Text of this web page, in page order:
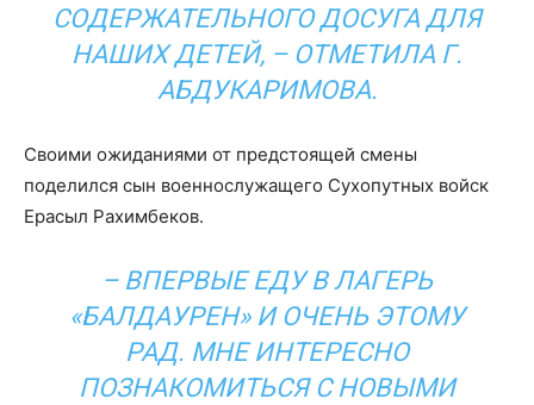
СОДЕРЖАТЕЛЬНОГО ДОСУГА ДЛЯ
НАШИХ ДЕТЕЙ, – ОТМЕТИЛА Г.
АБДУКАРИМОВА.
Своими ожиданиями от предстоящей смены
поделился сын военнослужащего Сухопутных войск
Ерасыл Рахимбеков.
– ВПЕРВЫЕ ЕДУ В ЛАГЕРЬ
«БАЛДАУРЕН» И ОЧЕНЬ ЭТОМУ
РАД. МНЕ ИНТЕРЕСНО
ПОЗНАКОМИТЬСЯ С НОВЫМИ